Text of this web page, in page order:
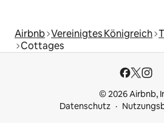
Airbnb Vereinigtes Königreich
Cottages
© 2026 Airbnb,
Datenschutz